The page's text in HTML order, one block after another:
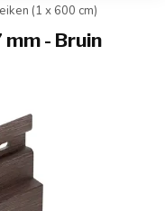
(1 x 600 cm)
- Bruin